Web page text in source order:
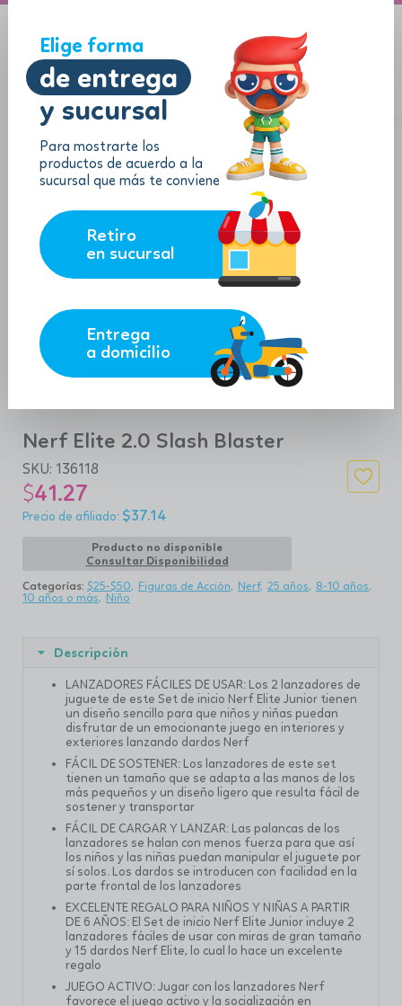
Elige forma
de entrega
y sucursal
Para mostrarte los
productos de acuerdo a la
sucursal que más te conviene
Retiro
en sucursal
Entrega
a domicilio
Nerf Elite 2.0 Slash Blaster
SKU: 136118
$41.27
$37.14
Producto no disponible
Consultar Disponibilidad
Categorías: $25-$50 Figuras de Acción Nerf 25 años
8-10 años
10 años o más
Niño
Descripción
LANZADORES FÁCILES DE USAR: Los 2 lanzadores de
juguete de este Set de inicio Nerf Elite Junior tienen
un diseño sencillo para que niños y niñas puedan
disfrutar de un emocionante juego en interiores y
exteriores lanzando dardos Nerf
FÁCIL DE SOSTENER: Los lanzadores de este set
tienen un tamaño que se adapta a las manos de los
más pequeños y un diseño ligero que resulta fácil de
sostener y transportar
FÁCIL DE CARGAR Y LANZAR: Las palancas de los
lanzadores se halan con menos fuerza para que así
los niños y las niñas puedan manipular el juguete por
sí solos. Los dardos se introducen con facilidad en la
parte frontal de los lanzadores
EXCELENTE REGALO PARA NIÑOS Y NIÑAS A PARTIR
DE 6 AÑOS: El Set de inicio Nerf Elite Junior incluye 2
lanzadores fáciles de usar con miras de gran tamaño
y 15 dardos Nerf Elite, lo cual lo hace un excelente
regalo
JUEGO ACTIVO: Jugar con los lanzadores Nerf
favorece el juego activo y la socialización en